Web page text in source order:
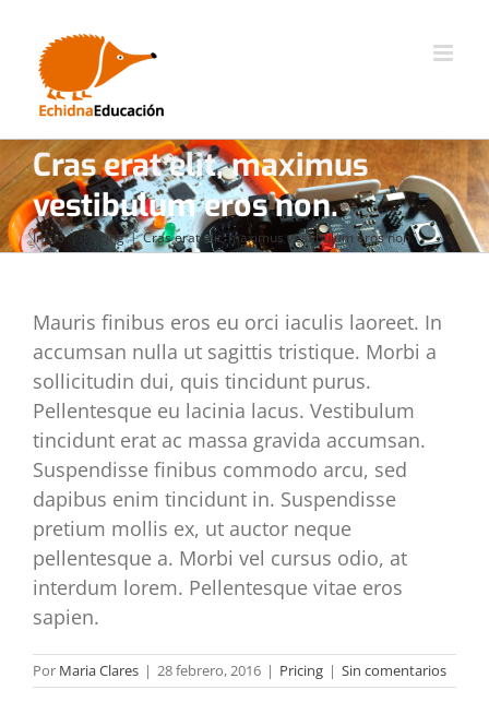
contenido
Cras erat elit, maximus
vestibulum eros non.
Inicio Pricing Cras erat elit, maximus vestibulum eros non.
Mauris finibus eros eu orci iaculis laoreet. In
accumsan nulla ut sagittis tristique. Morbi a
sollicitudin dui, quis tincidunt purus.
Pellentesque eu lacinia lacus. Vestibulum
tincidunt erat ac massa gravida accumsan.
Suspendisse finibus commodo arcu, sed
dapibus enim tincidunt in. Suspendisse
pretium mollis ex, ut auctor neque
pellentesque a. Morbi vel cursus odio, at
interdum lorem. Pellentesque vitae eros
sapien.
Por Maria Clares | 28 febrero, 2016 | Pricing | Sin comentarios